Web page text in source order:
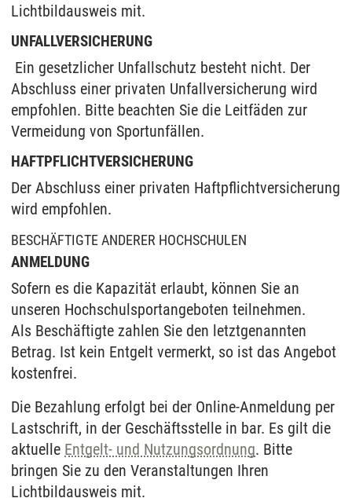
Lichtbildausweis mit.
UNFALLVERSICHERUNG
Ein gesetzlicher Unfallschutz besteht nicht. Der
Abschluss einer privaten Unfallversicherung wird
empfohlen. Bitte beachten Sie die Leitfäden zur
Vermeidung von Sportunfällen.
HAFTPFLICHTVERSICHERUNG
Der Abschluss einer privaten Haftpflichtversicherung
wird empfohlen.
BESCHÄFTIGTE ANDERER HOCHSCHULEN
ANMELDUNG
Sofern es die Kapazität erlaubt, können Sie an
unseren Hochschulsportangeboten teilnehmen.
Als Beschäftigte zahlen Sie den letztgenannten
Betrag. Ist kein Entgelt vermerkt, so ist das Angebot
kostenfrei.
Die Bezahlung erfolgt bei der Online-Anmeldung per
Lastschrift, in der Geschäftsstelle in bar. Es gilt die
aktuelle Entgelt- und Nutzungsordnung. Bitte
bringen Sie zu den Veranstaltungen Ihren
Lichtbildausweis mit.